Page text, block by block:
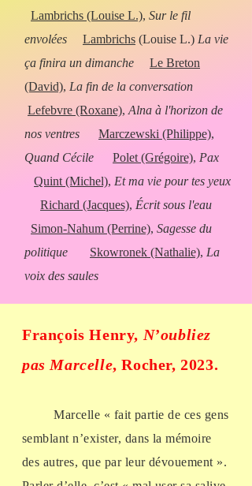
Lambrichs (Louise L.), Sur le fil
envolées
Lambrichs (Louise L.) La vie
ça finira un dimanche
Le Breton
(David), La fin de la conversation
Lefebvre (Roxane), Alna à l'horizon de
nos ventres
Marczewski (Philippe),
Quand Cécile
Polet (Grégoire), Pax
Quint (Michel), Et ma vie pour tes yeux
Richard (Jacques), Écrit sous l'eau
Simon-Nahum (Perrine), Sagesse du
politique
Skowronek (Nathalie), La
voix des saules
François Henry, N’oubliez
pas Marcelle, Rocher, 2023.
Marcelle « fait partie de ces gens
semblant n’exister, dans la mémoire
des autres, que par leur dévouement ».